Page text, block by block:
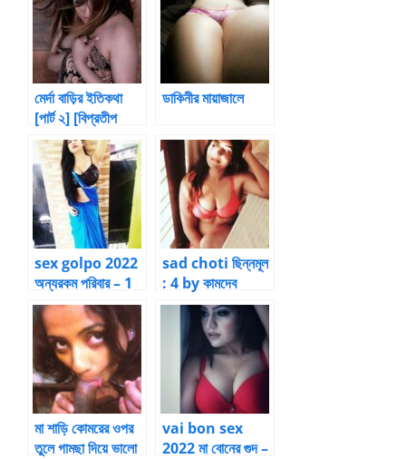
মের্দা বাড়ির ইতিকথা
[পার্ট ২] [বিপ্রতীপ
স্রোত]
ডাকিনীর মায়াজালে
sex golpo 2022
অন্যরকম পরিবার – 1
by SajibS
sad choti ছিন্নমূল
: 4 by কামদেব
মা শাড়ি কোমরের ওপর
তুলে গামছা দিয়ে ভালো
vai bon sex
2022 মা বোনের গুদ –